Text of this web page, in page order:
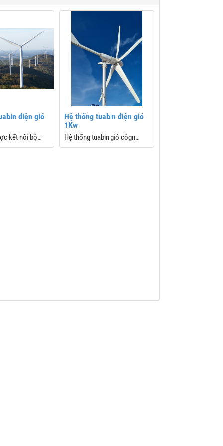
điện gió
kết nối bộ
minh, sẽ
Hệ thống tuabin điện gió
1Kw
Hệ thống tuabin gió côgn
suất 1000w
thống tuabin điện gió 1Kw